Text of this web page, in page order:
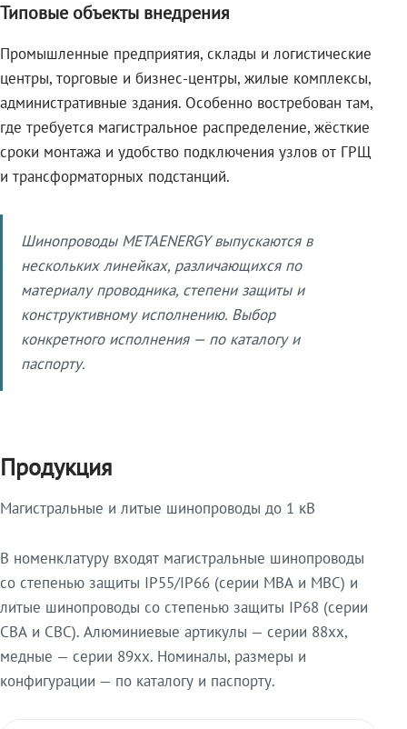
Типовые объекты внедрения
Промышленные предприятия, склады и логистические
центры, торговые и бизнес-центры, жилые комплексы,
административные здания. Особенно востребован там,
где требуется магистральное распределение, жёсткие
сроки монтажа и удобство подключения узлов от ГРЩ
и трансформаторных подстанций.
Шинопроводы METAENERGY выпускаются в
нескольких линейках, различающихся по
материалу проводника, степени защиты и
конструктивному исполнению. Выбор
конкретного исполнения — по каталогу и
паспорту.
Продукция
Магистральные и литые шинопроводы до 1 кВ
В номенклатуру входят магистральные шинопроводы
со степенью защиты IP55/IP66 (серии МВА и МВС) и
литые шинопроводы со степенью защиты IP68 (серии
СВА и СВС). Алюминиевые артикулы — серии 88xx,
медные — серии 89xx. Номиналы, размеры и
конфигурации — по каталогу и паспорту.